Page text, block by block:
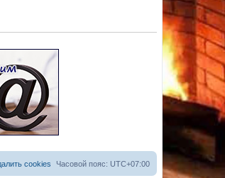
Часовой пояс: UTC+07:00
cookies